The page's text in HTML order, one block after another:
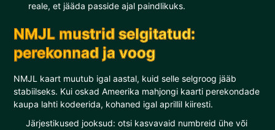
reale, et jääda passide ajal paindlikuks.
NMJL mustrid selgitatud:
perekonnad ja voog
NMJL kaart muutub igal aastal, kuid selle selgroog jääb
stabiilseks. Kui oskad Ameerika mahjongi kaarti perekondade
kaupa lahti kodeerida, kohaned igal aprillil kiiresti.
Järjestikused jooksud: otsi kasvavaid numbreid ühe või